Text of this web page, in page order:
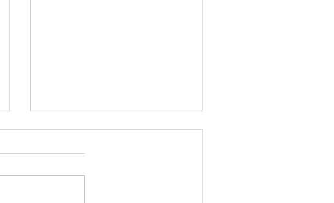
開院記念日